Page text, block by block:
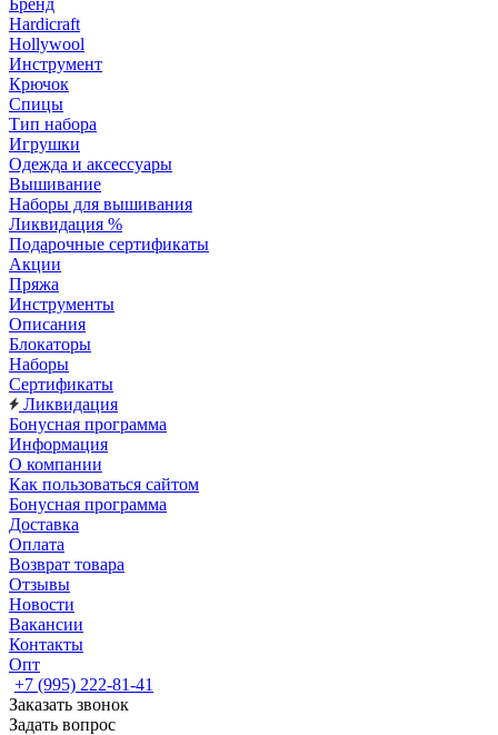
Бренд
Hardicraft
Hollywool
Инструмент
Крючок
Спицы
Тип набора
Игрушки
Одежда и аксессуары
Вышивание
Наборы для вышивания
Ликвидация %
Подарочные сертификаты
Акции
Пряжа
Инструменты
Описания
Блокаторы
Наборы
Сертификаты
Ликвидация
Бонусная программа
Информация
О компании
Как пользоваться сайтом
Бонусная программа
Доставка
Оплата
Возврат товара
Отзывы
Новости
Вакансии
Контакты
Опт
+7 (995) 222-81-41
Заказать звонок
Задать вопрос